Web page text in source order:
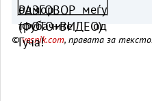
©vesnik.com, правата за